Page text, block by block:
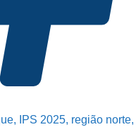
, IPS 2025, região norte,